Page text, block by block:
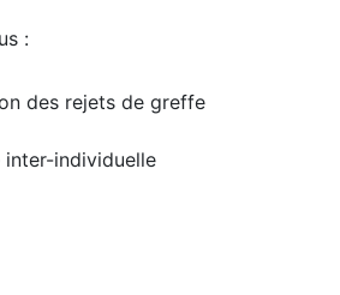
:
des rejets de greffe
individuelle